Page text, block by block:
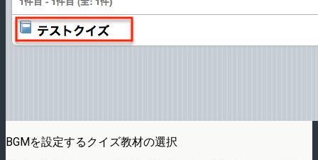
BGMを設定するクイズ教材の選択